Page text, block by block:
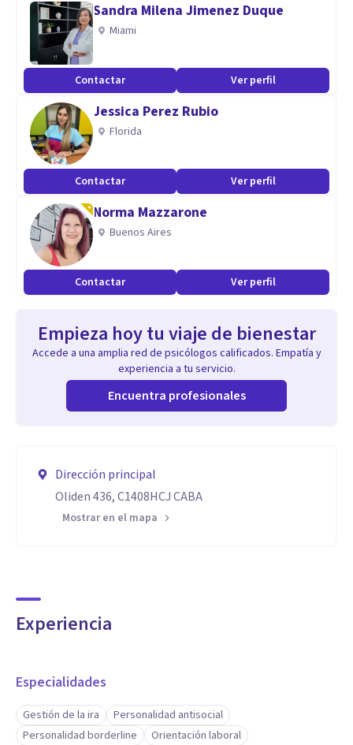
Sandra Milena Jimenez Duque
Miami
Contactar Ver perfil
Jessica Perez Rubio
Florida
Contactar Ver perfil
Norma Mazzarone
Buenos Aires
Contactar Ver perfil
Empieza hoy tu viaje de bienestar
Accede a una amplia red de psicólogos calificados. Empatía y
experiencia a tu servicio.
Encuentra profesionales
Dirección principal
Oliden 436, C1408HCJ CABA
Mostrar en el mapa
Experiencia
Especialidades
Gestión de la ira
Personalidad antisocial
Personalidad borderline
Orientación laboral